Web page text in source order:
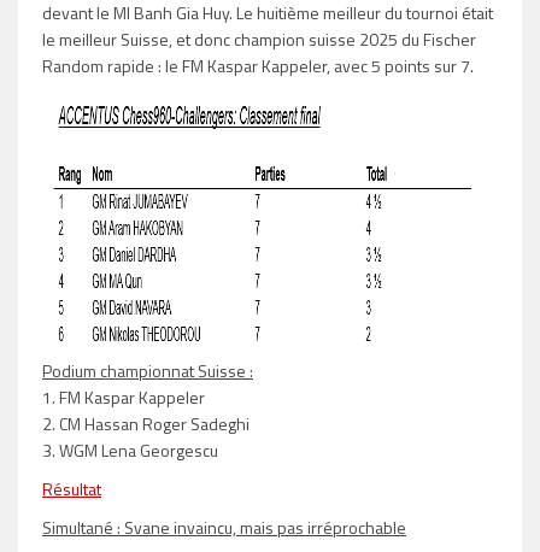
devant le MI Banh Gia Huy. Le huitième meilleur du tournoi était
le meilleur Suisse, et donc champion suisse 2025 du Fischer
Random rapide : le FM Kaspar Kappeler, avec 5 points sur 7.
Podium championnat Suisse :
1. FM Kaspar Kappeler
2. CM Hassan Roger Sadeghi
3. WGM Lena Georgescu
Résultat
Simultané : Svane invaincu, mais pas irréprochable